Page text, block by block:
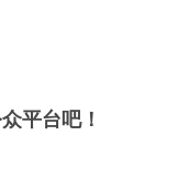
平台吧！